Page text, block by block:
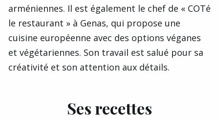
arméniennes. Il est également le chef de « COTé
le restaurant » à Genas, qui propose une
cuisine européenne avec des options véganes
et végétariennes. Son travail est salué pour sa
créativité et son attention aux détails.
Ses recettes